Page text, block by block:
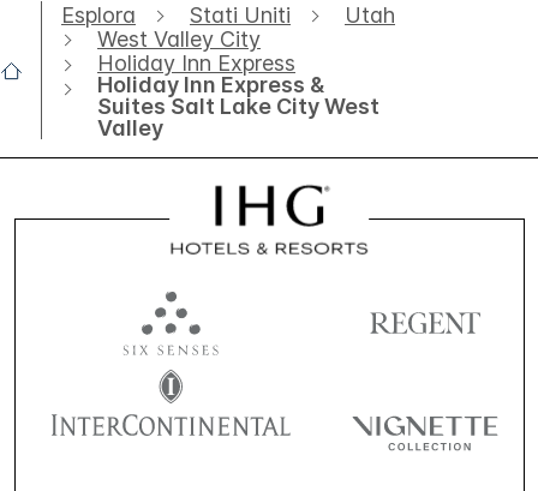
Esplora Stati Uniti
Utah
West Valley City
Holiday Inn Express
Holiday Inn Express &
Suites Salt Lake City West
Valley